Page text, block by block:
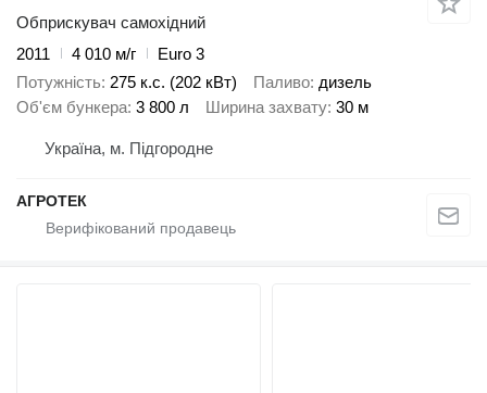
Обприскувач самохідний
2011
4 010 м/г
Euro 3
Потужність 275 к.с. (202 кВт) Паливо дизель
Об'єм бункера 3 800 л Ширина захвату 30 м
Україна, м. Підгородне
АГРОТЕК